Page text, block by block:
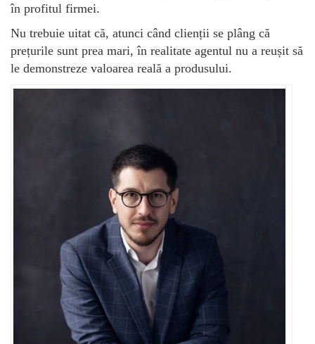
în profitul firmei.
Nu trebuie uitat că, atunci când clienții se plâng că
prețurile sunt prea mari, în realitate agentul nu a reușit să
le demonstreze valoarea reală a produsului.